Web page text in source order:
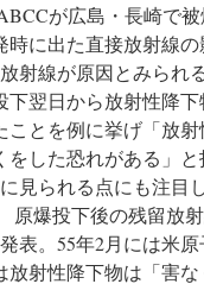
が広島・長崎で被
に出た直接放射線
射線が原因とみられ
翌日から放射性降
ことを例に挙げ「放
した恐れがある」
見られる点にも注目
爆投下後の残留放
表。55年2月には米原
射性降下物は「害